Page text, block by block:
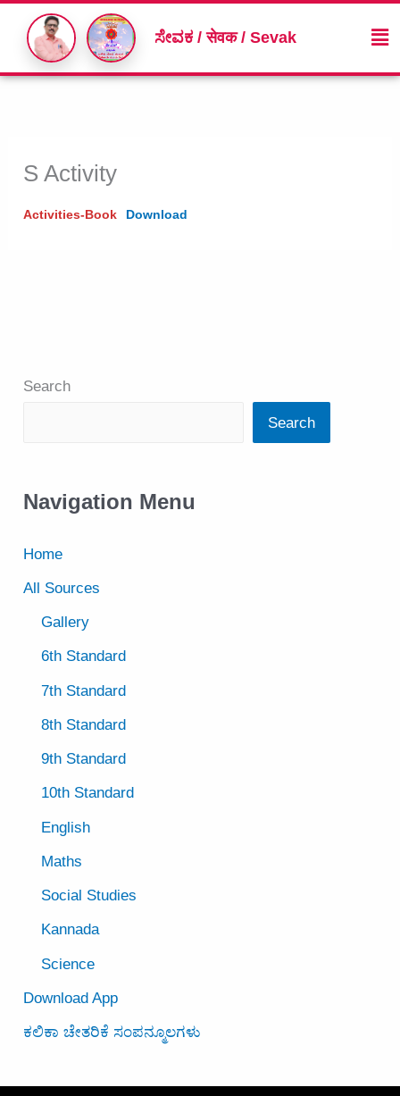
content
ಸೇವಕ / सेवक / Sevak
S Activity
Activities-Book Download
Search
Search
Navigation Menu
Home
All Sources
Gallery
6th Standard
7th Standard
8th Standard
9th Standard
10th Standard
English
Maths
Social Studies
Kannada
Science
Download App
ಕಲಿಕಾ ಚೇತರಿಕೆ ಸಂಪನ್ಮೂಲಗಳು